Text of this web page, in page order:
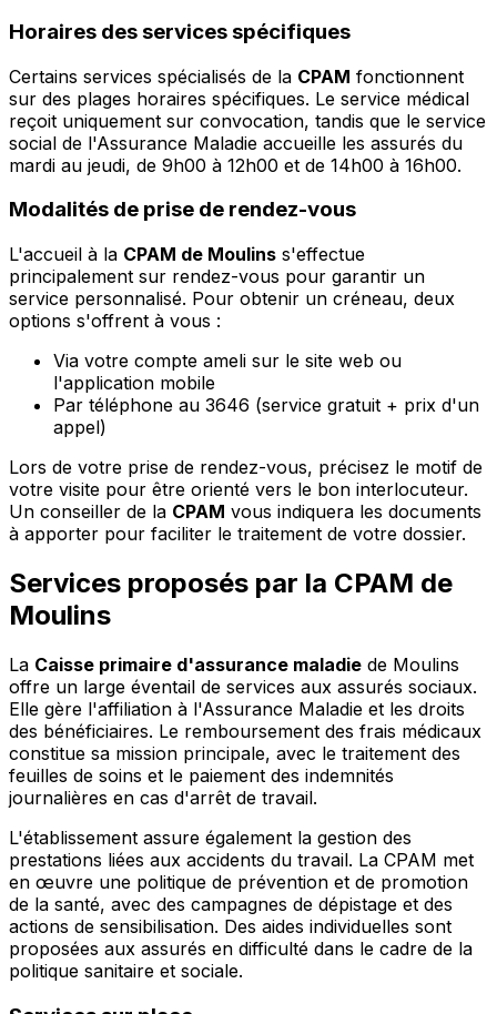
Horaires des services spécifiques
Certains services spécialisés de la CPAM fonctionnent
sur des plages horaires spécifiques. Le service médical
reçoit uniquement sur convocation, tandis que le service
social de l'Assurance Maladie accueille les assurés du
mardi au jeudi, de 9h00 à 12h00 et de 14h00 à 16h00.
Modalités de prise de rendez-vous
L'accueil à la CPAM de Moulins s'effectue
principalement sur rendez-vous pour garantir un
service personnalisé. Pour obtenir un créneau, deux
options s'offrent à vous :
Via votre compte ameli sur le site web ou
l'application mobile
Par téléphone au 3646 (service gratuit + prix d'un
appel)
Lors de votre prise de rendez-vous, précisez le motif de
votre visite pour être orienté vers le bon interlocuteur.
Un conseiller de la CPAM vous indiquera les documents
à apporter pour faciliter le traitement de votre dossier.
Services proposés par la CPAM de
Moulins
La Caisse primaire d'assurance maladie de Moulins
offre un large éventail de services aux assurés sociaux.
Elle gère l'affiliation à l'Assurance Maladie et les droits
des bénéficiaires. Le remboursement des frais médicaux
constitue sa mission principale, avec le traitement des
feuilles de soins et le paiement des indemnités
journalières en cas d'arrêt de travail.
L'établissement assure également la gestion des
prestations liées aux accidents du travail. La CPAM met
en œuvre une politique de prévention et de promotion
de la santé, avec des campagnes de dépistage et des
actions de sensibilisation. Des aides individuelles sont
proposées aux assurés en difficulté dans le cadre de la
politique sanitaire et sociale.